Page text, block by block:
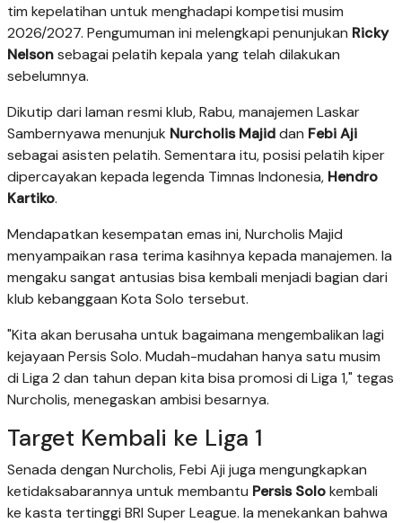
tim kepelatihan untuk menghadapi kompetisi musim
2026/2027. Pengumuman ini melengkapi penunjukan Ricky
Nelsonsebagai pelatih kepala yang telah dilakukan
sebelumnya.
Dikutip dari laman resmi klub, Rabu, manajemen Laskar
Sambernyawa menunjuk Nurcholis Majiddan Febi Aji
sebagai asisten pelatih. Sementara itu, posisi pelatih kiper
dipercayakan kepada legenda Timnas Indonesia, Hendro
Kartiko.
Mendapatkan kesempatan emas ini, Nurcholis Majid
menyampaikan rasa terima kasihnya kepada manajemen. Ia
mengaku sangat antusias bisa kembali menjadi bagian dari
klub kebanggaan Kota Solo tersebut.
"Kita akan berusaha untuk bagaimana mengembalikan lagi
kejayaan Persis Solo. Mudah-mudahan hanya satu musim
di Liga 2 dan tahun depan kita bisa promosi di Liga 1," tegas
Nurcholis, menegaskan ambisi besarnya.
Target Kembali ke Liga 1
Senada dengan Nurcholis, Febi Aji juga mengungkapkan
ketidaksabarannya untuk membantu Persis Solokembali
ke kasta tertinggi BRI Super League. Ia menekankan bahwa